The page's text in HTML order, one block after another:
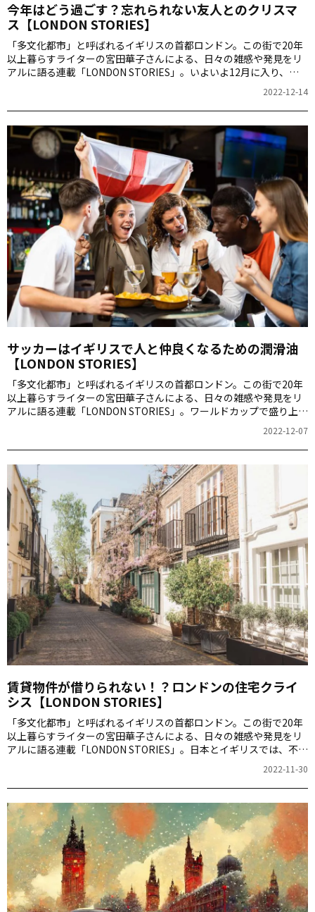
今年はどう過ごす？忘れられない友人とのクリスマ
ス【LONDON STORIES】
「多文化都市」と呼ばれるイギリスの首都ロンドン。この街で20年
以上暮らすライターの宮田華子さんによる、日々の雑感や発見をリ
アルに語る連載「LONDON STORIES」。いよいよ12月に入り、街
中もクリスマスの空気に彩られてきたところ、ロンドンのクリスマ
2022-12-14
サッカーはイギリスで人と仲良くなるための潤滑油
【LONDON STORIES】
「多文化都市」と呼ばれるイギリスの首都ロンドン。この街で20年
以上暮らすライターの宮田華子さんによる、日々の雑感や発見をリ
アルに語る連載「LONDON STORIES」。ワールドカップで盛り上が
2022-12-07
賃貸物件が借りられない！？ロンドンの住宅クライ
シス【LONDON STORIES】
「多文化都市」と呼ばれるイギリスの首都ロンドン。この街で20年
以上暮らすライターの宮田華子さんによる、日々の雑感や発見をリ
アルに語る連載「LONDON STORIES」。日本とイギリスでは、不動
2022-11-30